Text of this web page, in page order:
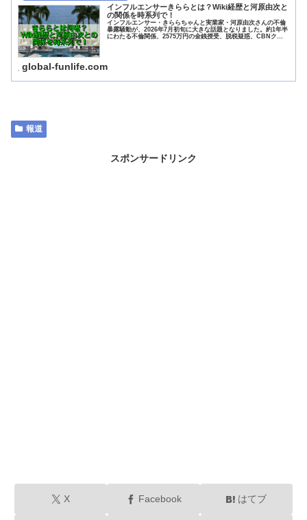
インフルエンサーきららとは？Wiki経歴と河原由次と
の関係を時系列で！
インフルエンサー・きららちゃんと実業家・河原由次さんの不倫
暴露騒動が、2026年7月初旬に大きな話題となりました。約1年半
にわたる不倫関係、2575万円の金銭授受、脱税疑惑、CBNクッ
global-funlife.com
報道
スポンサードリンク
X Facebook はてブ